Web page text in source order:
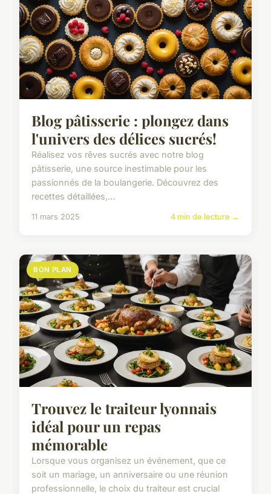
Blog pâtisserie : plongez dans
l'univers des délices sucrés!
Réalisez vos rêves sucrés avec notre blog
pâtisserie, une source inestimable pour les
passionnés de la boulangerie. Découvrez des
recettes détaillées,...
11 mars 2025 4 min de lecture →
BON PLAN
Trouvez le traiteur lyonnais
idéal pour un repas
mémorable
Lorsque vous organisez un événement, que ce
soit un mariage, un anniversaire ou une réunion
professionnelle, le choix du traiteur est crucial